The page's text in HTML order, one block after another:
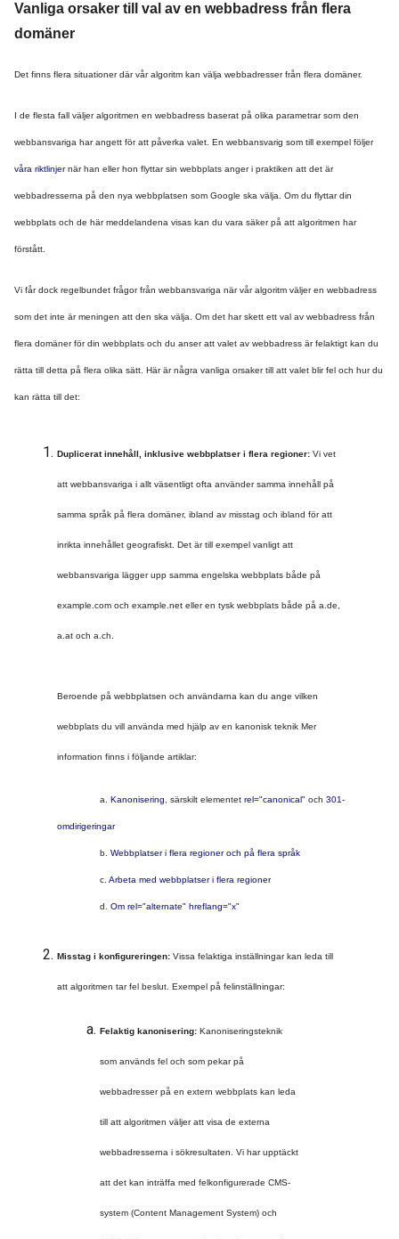
Vanliga orsaker till val av en webbadress från flera
domäner
Det finns flera situationer där vår algoritm kan välja webbadresser från flera domäner.
I de flesta fall väljer algoritmen en webbadress baserat på olika parametrar som den
webbansvariga har angett för att påverka valet. En webbansvarig som till exempel följer
våra riktlinjer när han eller hon flyttar sin webbplats anger i praktiken att det är
webbadresserna på den nya webbplatsen som Google ska välja. Om du flyttar din
webbplats och de här meddelandena visas kan du vara säker på att algoritmen har
förstått.
Vi får dock regelbundet frågor från webbansvariga när vår algoritm väljer en webbadress
som det inte är meningen att den ska välja. Om det har skett ett val av webbadress från
flera domäner för din webbplats och du anser att valet av webbadress är felaktigt kan du
rätta till detta på flera olika sätt. Här är några vanliga orsaker till att valet blir fel och hur du
kan rätta till det:
Duplicerat innehåll, inklusive webbplatser i flera regioner: Vi vet
att webbansvariga i allt väsentligt ofta använder samma innehåll på
samma språk på flera domäner, ibland av misstag och ibland för att
inrikta innehållet geografiskt. Det är till exempel vanligt att
webbansvariga lägger upp samma engelska webbplats både på
example.com och example.net eller en tysk webbplats både på a.de,
Beroende på webbplatsen och användarna kan du ange vilken
webbplats du vill använda med hjälp av en kanonisk teknik Mer
information finns i följande artiklar:
a. Kanonisering , särskilt elementet rel="canonical" och 301-
omdirigeringar
b. Webbplatser i flera regioner och på flera språk
c. Arbeta med webbplatser i flera regioner
d. Om rel="alternate" hreflang="x"
Misstag i konfigureringen: Vissa felaktiga inställningar kan leda till
att algoritmen tar fel beslut. Exempel på felinställningar:
Felaktig kanonisering: Kanoniseringsteknik
som används fel och som pekar på
webbadresser på en extern webbplats kan leda
till att algoritmen väljer att visa de externa
webbadresserna i sökresultaten. Vi har upptäckt
att det kan inträffa med felkonfigurerade CMS-
system (Content Management System) och